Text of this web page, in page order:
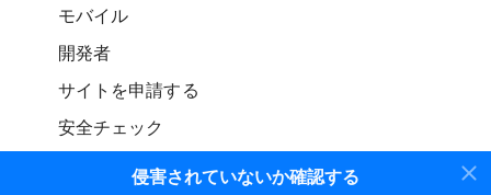
侵害されていないか確認する
モバイル
開発者
サイトを申請する
安全チェック